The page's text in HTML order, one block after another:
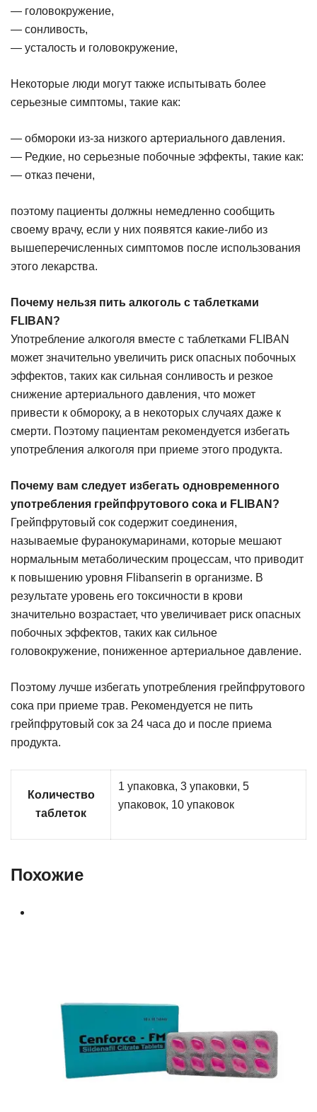
— головокружение,
— сонливость,
— усталость и головокружение,
Некоторые люди могут также испытывать более
серьезные симптомы, такие как:
— обмороки из-за низкого артериального давления.
— Редкие, но серьезные побочные эффекты, такие как:
— отказ печени,
поэтому пациенты должны немедленно сообщить
своему врачу, если у них появятся какие-либо из
вышеперечисленных симптомов после использования
этого лекарства.
Почему нельзя пить алкоголь с таблетками
FLIBAN?
Употребление алкоголя вместе с таблетками FLIBAN
может значительно увеличить риск опасных побочных
эффектов, таких как сильная сонливость и резкое
снижение артериального давления, что может
привести к обмороку, а в некоторых случаях даже к
смерти. Поэтому пациентам рекомендуется избегать
употребления алкоголя при приеме этого продукта.
Почему вам следует избегать одновременного
употребления грейпфрутового сока и FLIBAN?
Грейпфрутовый сок содержит соединения,
называемые фуранокумаринами, которые мешают
нормальным метаболическим процессам, что приводит
к повышению уровня Flibanserin в организме. В
результате уровень его токсичности в крови
значительно возрастает, что увеличивает риск опасных
побочных эффектов, таких как сильное
головокружение, пониженное артериальное давление.
Поэтому лучше избегать употребления грейпфрутового
сока при приеме трав. Рекомендуется не пить
грейпфрутовый сок за 24 часа до и после приема
продукта.
Количество
таблеток
1 упаковка, 3 упаковки, 5
упаковок, 10 упаковок
Похожие